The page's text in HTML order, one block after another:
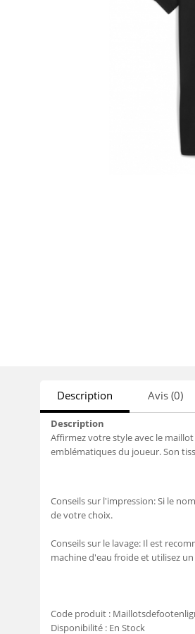
Description Avis (0)
Description
Affirmez votre style avec le
emblématiques du joueur. Son
Conseils sur l'impression: Si le
de votre choix.
Conseils sur le lavage: Il est
machine d'eau froide et utilisez
Code produit :
Disponibilité : En Stock